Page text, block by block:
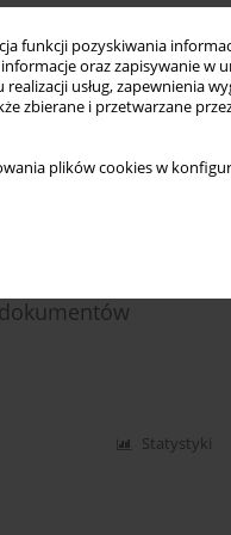
funkcji pozyskiwania
oraz zapisywanie w
usług, zapewnienia
zbierane i przetwarzane
plików cookies w
Statystyki